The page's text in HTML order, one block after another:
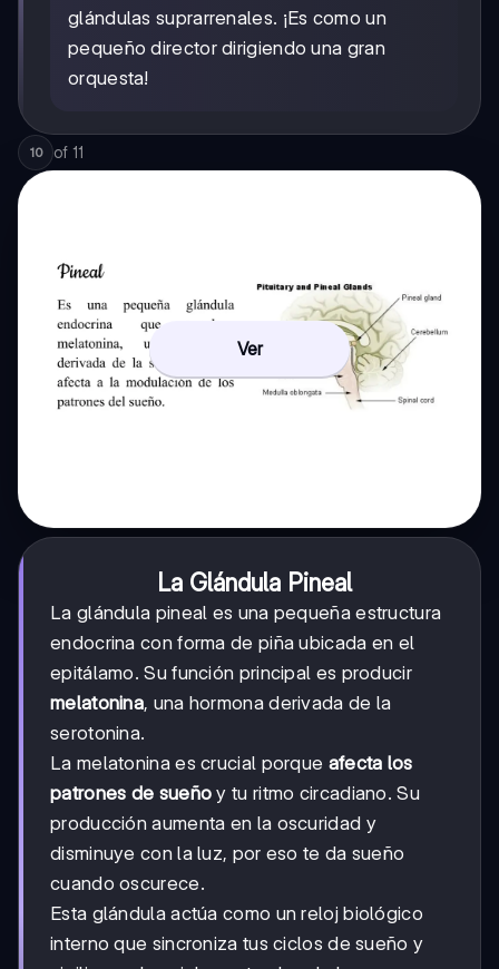
glándulas suprarrenales. ¡Es como un
pequeño director dirigiendo una gran
orquesta!
10 of 11
Ver
La Glándula Pineal
La glándula pineal es una pequeña estructura
endocrina con forma de piña ubicada en el
epitálamo. Su función principal es producir
melatonina, una hormona derivada de la
serotonina.
La melatonina es crucial porque afecta los
patrones de sueño y tu ritmo circadiano. Su
producción aumenta en la oscuridad y
disminuye con la luz, por eso te da sueño
cuando oscurece.
Esta glándula actúa como un reloj biológico
interno que sincroniza tus ciclos de sueño y